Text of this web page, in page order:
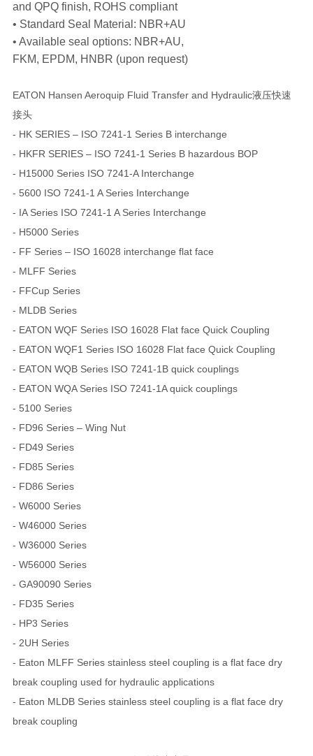
and QPQ finish, ROHS compliant
• Standard Seal Material: NBR+AU
• Available seal options: NBR+AU,
FKM, EPDM, HNBR (upon request)
EATON Hansen Aeroquip Fluid Transfer and Hydraulic液压快速
接头
- HK SERIES – ISO 7241-1 Series B interchange
- HKFR SERIES – ISO 7241-1 Series B hazardous BOP
- H15000 Series ISO 7241-A Interchange
- 5600 ISO 7241-1 A Series Interchange
- IA Series ISO 7241-1 A Series Interchange
- H5000 Series
- FF Series – ISO 16028 interchange flat face
- MLFF Series
- FFCup Series
- MLDB Series
- EATON WQF Series ISO 16028 Flat face Quick Coupling
- EATON WQF1 Series ISO 16028 Flat face Quick Coupling
- EATON WQB Series ISO 7241-1B quick couplings
- EATON WQA Series ISO 7241-1A quick couplings
- 5100 Series
- FD96 Series – Wing Nut
- FD49 Series
- FD85 Series
- FD86 Series
- W6000 Series
- W46000 Series
- W36000 Series
- W56000 Series
- GA90090 Series
- FD35 Series
- HP3 Series
- 2UH Series
- Eaton MLFF Series stainless steel coupling is a flat face dry
break coupling used for hydraulic applications
- Eaton MLDB Series stainless steel coupling is a flat face dry
break coupling